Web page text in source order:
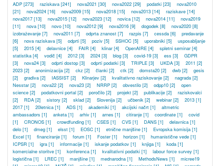
ADP [273] raziskava [241] nova2021 [30] nova2022 [29] podatki [23]
nova2010
[21]
nova2024 [16] nova2009 [15] nova2018 [15] nova2013 [14] raziskave [14]
nova2017 [13] nova2015 [12] nova2023 [12] novica [12] nova2014 [11]
nova2019
[11]
nova [10] novo [10] nova2012 [9] nova2016 [9] dogodek [8] nova2020 [8]
izobraževanje [7] nova2011 [7] odprta znanost [7] razpis [7] cessda [6]
predavanje
[6]
nova raziskava [5] odprti [5] poziv [5] SSHOC [5] uporabniki [5]
usposabljanje
[5]
2015 [4] delavnice [4] FAIR [4] klinar [4] OpenAIRE [4] spletni seminar [4]
statistika [4] vodič [4] 2012 [3] 2024 [3] blog [3] covid-19 [3] ess [3]
GDPR
[3]
nova24 [3] odprti dostop [3] odprti podatki [3] TRIPLE [3] UKDA [3] 2011 [2]
2023 [2] anonimizacija [2] ckz [2] članki [2] ctk [2] domsta20 [2] dwb [2]
gesis
[2]
gradiva [2] IASSIST [2] Klinarjev [2] kvalitativno raziskovanje [2] nagrada [2]
Nesstar [2] nova22 [2] nova23 [2] NRRP [2] obvestilo [2] odpp10 [2]
open
science [2] podatkovni portal [2] poročilo [2] projekt [2] publikacije [2]
raziskovalci
[2]
RDA [2] sistory [2] sklad [2] Slovenija [2] učbenik [2] webinar [2] 2013 [1]
2017 [1] 20letnica [1] ADS [1] akademiki [1] akcijski načrt [1]
altmetric
ambassadors [1] anketa [1] arhiv [1] arnes [1] citiranje [1] coordinate [1]
covid
[1]
CRONOS [1] crowdfunding [1] CSES [1] CVS [1] DANS [1] delavnica [1]
delo [1] dmeg [1] elsst [1] EOSC [1] etnične manjšine [1] Evropska komisija [1]
Excel [1] financiranje [1] forum [1] Foster [1] horizon [1] humanistične vede [1]
ICPSR [1] igra [1] informacije [1] iskanje podatkov [1] knjiga [1] koda [1]
komercialne storitve [1] konferenca [1] kvalitativni podatki [1] labour force survey [1]
logistična [1] LREC [1] manjšine [1] mednarodna [1] MethodsNews [1]
micree19